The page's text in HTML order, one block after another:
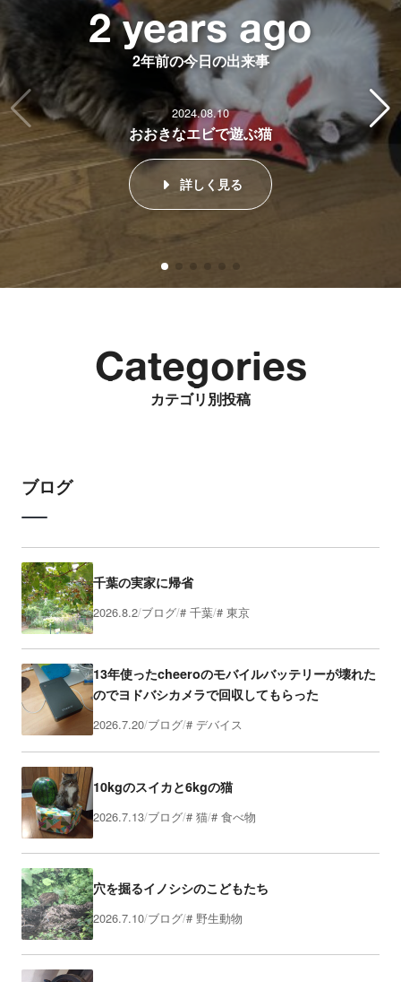
2年前の今日の出来事
2 years ago
2024.08.10
おおきなエビで遊ぶ猫
詳しく見る
5年前の今日の出来事
5 years ago
7年前の今日の出来事
7 years ago
8年前の今日の出来事
8 years ago
11年前の今日の出来事
11 years ago
12年前の今日の出来事
12 years ago
カテゴリ別投稿
Categories
ブログ
千葉の実家に帰省
2026.8.2 ブログ 千葉 東京
13年使ったcheeroのモバイルバッテリーが壊れた
のでヨドバシカメラで回収してもらった
2026.7.20 ブログ デバイス
10kgのスイカと6kgの猫
2026.7.13 ブログ 猫 食べ物
穴を掘るイノシシのこどもたち
2026.7.10 ブログ 野生動物